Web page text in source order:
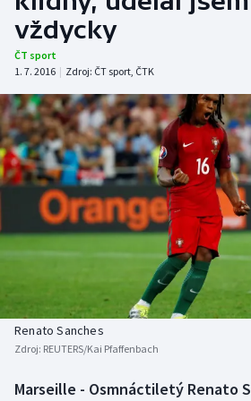
Atletika
DALŠÍ SPORTY
Americký fotbal
Baseball a softbal
Basketbal
Biatlon
Boby a skeleton
Box
NEPŘEHLÉDNĚTE
Soutěže
Historické návraty
Aplikace ČT sport
AZ kvíz
vždycky
ČT sport
1. 7. 2016 | Zdroj: ČT sport, ČTK
Renato Sanches
Zdroj: REUTERS/Kai Pfaffenbach
Marseille - Osmnáctiletý Renato